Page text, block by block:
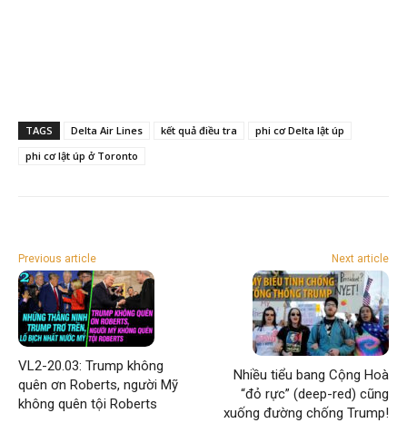
TAGS Delta Air Lines kết quả điều tra
phi cơ Delta lật úp
phi cơ lật úp ở Toronto
Previous article
VL2-20.03: Trump không
quên ơn Roberts, người Mỹ
không quên tội Roberts
Next article
Nhiều tiểu bang Cộng Hoà
“đỏ rực” (deep-red) cũng
xuống đường chống Trump!